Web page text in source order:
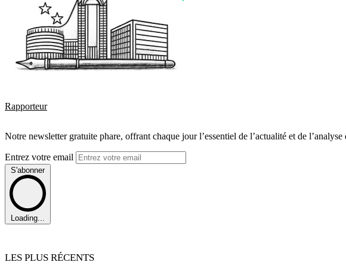
Rapporteur
Notre newsletter gratuite phare, offrant chaque jour l’essentiel de l’actualité et de
Entrez votre email
S'abonner
Loading...
LES PLUS RÉCENTS